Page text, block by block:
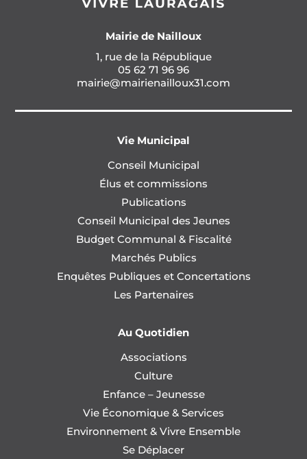
Mairie de Nailloux
1, rue de la République
05 62 71 96 96
mairie@mairienailloux31.com
Vie Municipal
Conseil Municipal
Élus et commissions
Publications
Conseil Municipal des Jeunes
Budget Communal & Fiscalité
Marchés Publics
Enquêtes Publiques et Concertations
Les Partenaires
Au Quotidien
Associations
Culture
Enfance – Jeunesse
Vie Économique & Services
Environnement & Vivre Ensemble
Se Déplacer